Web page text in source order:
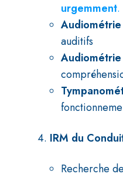
urgemment.
auditifs
4. IRM du
Recherche